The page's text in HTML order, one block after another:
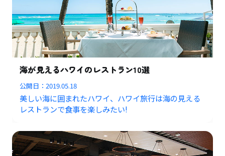
海が見えるハワイのレストラン10選
公開日：2019.05.18
美しい海に囲まれたハワイ、ハワイ旅行は海の見える
レストランで食事を楽しみたい!